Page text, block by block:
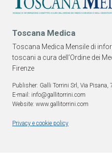
Toscana Medica
Toscana Medica Mensile di
toscani a cura dell’Ordine dei
Firenze
Publisher: Galli Torrini Srl, Via
E-mail: info@gallitorrini.com
Website: www.gallitorrini.com
Privacy e cookie policy